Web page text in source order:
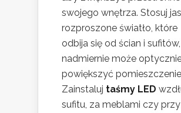
swojego wnętrza. Stosuj
rozproszone światło, które
odbija się od ścian i
nadmiernie może
powiększyć
Zainstaluj taśmy LED
sufitu, za meblami czy przy